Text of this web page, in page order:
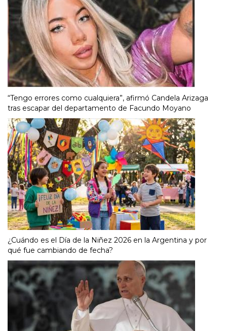
“Tengo errores como cualquiera”, afirmó Candela Arizaga
tras escapar del departamento de Facundo Moyano
¿Cuándo es el Día de la Niñez 2026 en la Argentina y por
qué fue cambiando de fecha?